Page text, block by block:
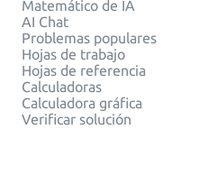
Matemático de IA
AI Chat
Problemas populares
Hojas de trabajo
Hojas de referencia
Calculadoras
Calculadora gráfica
Verificar solución